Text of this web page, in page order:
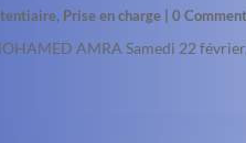
, Prise en charge | 0
AMRA Samedi 22